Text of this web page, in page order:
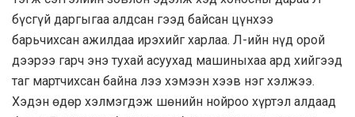
бүсгүй даргыгаа алдсан гээд байсан цүнхээ
барьчихсан ажилдаа ирэхийг харлаа. Л-ийн нүд орой
дээрээ гарч энэ тухай асуухад машиныхаа ард хийгээд
таг мартчихсан байна лээ хэмээн хээв нэг хэлжээ.
Хэдэн өдөр хэлмэгдэж шөнийн нойроо хүртэл алдаад